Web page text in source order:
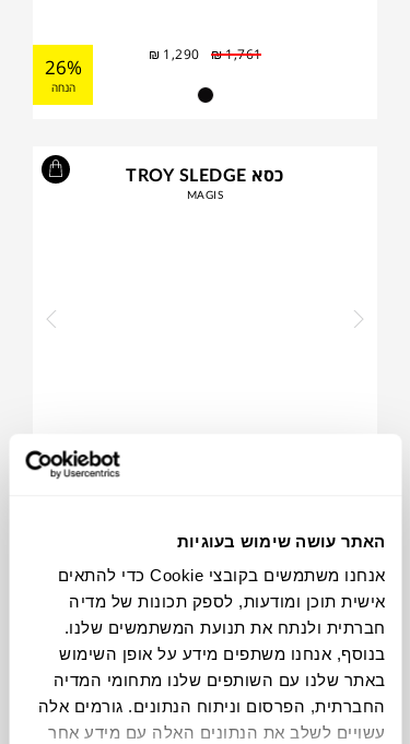
האתר עושה שימוש בעוגיות
אנחנו משתמשים בקובצי Cookie כדי להתאים
אישית תוכן ומודעות, לספק תכונות של מדיה
חברתית ולנתח את תנועת המשתמשים שלנו.
בנוסף, אנחנו משתפים מידע על אופן השימוש
באתר שלנו עם השותפים שלנו מתחומי המדיה
החברתית, הפרסום וניתוח הנתונים. גורמים אלה
עשויים לשלב את הנתונים האלה עם מידע אחר
₪1,761
₪ 1,290
26%
הנחה
כסא TROY SLEDGE
MAGIS
29%
MAGIS